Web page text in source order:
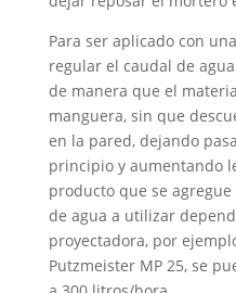
Para ser aplicado con
regular el caudal de
de manera que el
manguera, sin que
en la pared, dejando
principio y aumentando
producto que se
de agua a utilizar
proyectadora, por
Putzmeister MP 25, se